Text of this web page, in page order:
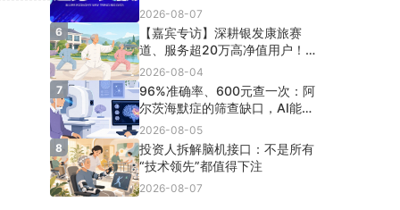
费额达5567万；3起银发投融
资；60岁+人口超3.2亿 | 行业
动态
2026-08-07
6
【嘉宾专访】深耕银发康旅赛
道、服务超20万高净值用户！想
乐时光如何实现长效稳定客流？
2026-08-04
7
96%准确率、600元查一次：阿
尔茨海默症的筛查缺口，AI能帮
1700万老人填上吗？
2026-08-05
8
投资人拆解脑机接口：不是所有
“技术领先”都值得下注
2026-08-07